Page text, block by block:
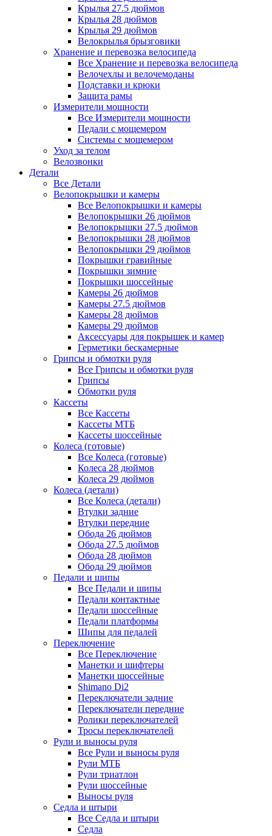
Крылья 27.5 дюймов
Крылья 28 дюймов
Крылья 29 дюймов
Велокрылья брызговики
Хранение и перевозка велосипеда
Все Хранение и перевозка велосипеда
Велочехлы и велочемоданы
Подставки и крюки
Защита рамы
Измерители мощности
Все Измерители мощности
Педали с мощемером
Системы с мощемером
Уход за телом
Велозвонки
Детали
Все Детали
Велопокрышки и камеры
Все Велопокрышки и камеры
Велопокрышки 26 дюймов
Велопокрышки 27.5 дюймов
Велопокрышки 28 дюймов
Велопокрышки 29 дюймов
Покрышки гравийные
Покрышки зимние
Покрышки шоссейные
Камеры 26 дюймов
Камеры 27.5 дюймов
Камеры 28 дюймов
Камеры 29 дюймов
Аксессуары для покрышек и камер
Герметики бескамерные
Грипсы и обмотки руля
Все Грипсы и обмотки руля
Грипсы
Обмотки руля
Кассеты
Все Кассеты
Кассеты МТБ
Кассеты шоссейные
Колеса (готовые)
Все Колеса (готовые)
Колеса 28 дюймов
Колеса 29 дюймов
Колеса (детали)
Все Колеса (детали)
Втулки задние
Втулки передние
Обода 26 дюймов
Обода 27.5 дюймов
Обода 28 дюймов
Обода 29 дюймов
Педали и шипы
Все Педали и шипы
Педали контактные
Педали шоссейные
Педали платформы
Шипы для педалей
Переключение
Все Переключение
Манетки и шифтеры
Манетки шоссейные
Shimano Di2
Переключатели задние
Переключатели передние
Ролики переключателей
Тросы переключателей
Рули и выносы руля
Все Рули и выносы руля
Рули МТБ
Рули триатлон
Рули шоссейные
Выносы руля
Седла и штыри
Все Седла и штыри
Седла